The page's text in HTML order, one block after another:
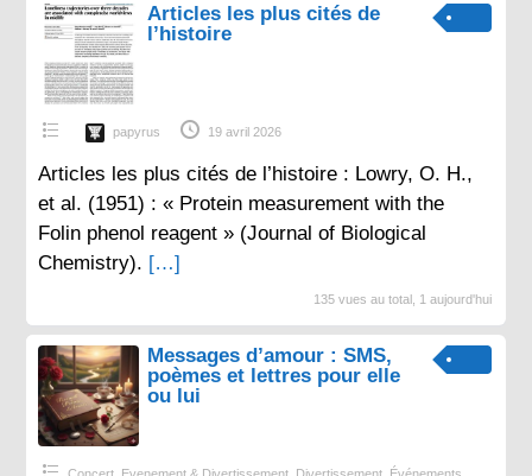
Articles les plus cités de
l’histoire
papyrus 19 avril 2026
Articles les plus cités de l’histoire : Lowry, O. H.,
et al. (1951) : « Protein measurement with the
Folin phenol reagent » (Journal of Biological
Chemistry). […]
135 vues au total, 1 aujourd'hui
Messages d’amour : SMS,
poèmes et lettres pour elle
ou lui